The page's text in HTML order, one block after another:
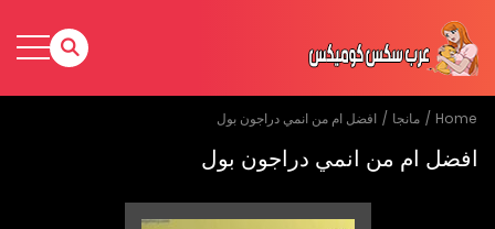
Home مانجا افضل ام من انمي دراجون بول
افضل ام من انمي دراجون بول